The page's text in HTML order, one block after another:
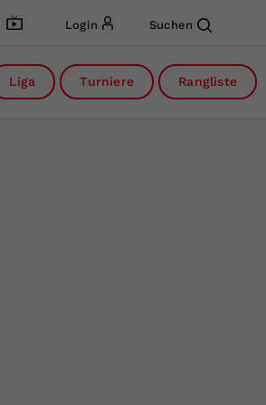
Login Suchen
Liga Turniere Rangliste